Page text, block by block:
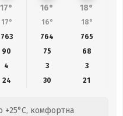
17° 16° 18°
17° 16° 18°
763 764 765
90 75 68
4 3
3
24 30 21
+25°C, комфортна